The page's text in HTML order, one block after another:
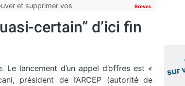
et supprimer vos
Brèves
certain” d’ici fin
lancement d’un appel d’offres est «
président de l’ARCEP (autorité de